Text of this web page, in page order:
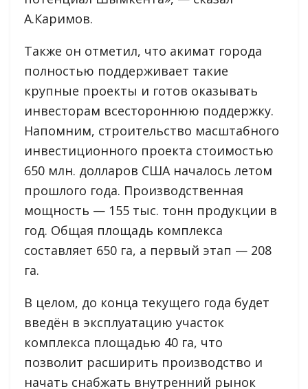
А.Каримов.
Также он отметил, что акимат города
полностью поддерживает такие
крупные проекты и готов оказывать
инвесторам всестороннюю поддержку.
Напомним, строительство масштабного
инвестиционного проекта стоимостью
650 млн. долларов США началось летом
прошлого года. Производственная
мощность — 155 тыс. тонн продукции в
год. Общая площадь комплекса
составляет 650 га, а первый этап — 208
га.
В целом, до конца текущего года будет
введён в эксплуатацию участок
комплекса площадью 40 га, что
позволит расширить производство и
начать снабжать внутренний рынок